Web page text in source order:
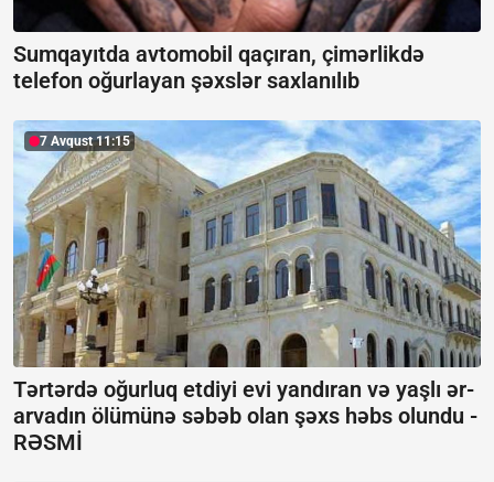
Sumqayıtda avtomobil qaçıran, çimərlikdə
telefon oğurlayan şəxslər saxlanılıb
7 Avqust 11:15
Tərtərdə oğurluq etdiyi evi yandıran və yaşlı ər-
arvadın ölümünə səbəb olan şəxs həbs olundu -
RƏSMİ